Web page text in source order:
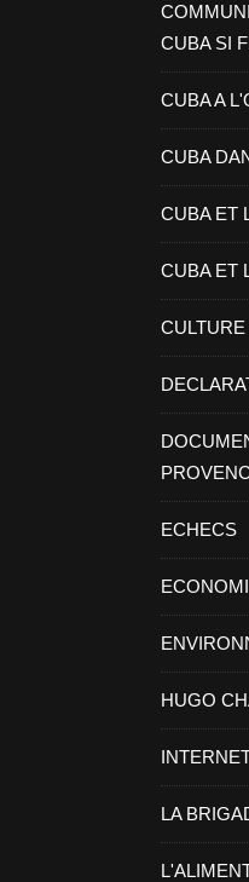
CUBA SI
CUBA A
CUBA
CUBA ET
CUBA ET
CULTURE
ECHECS
HUGO
LA